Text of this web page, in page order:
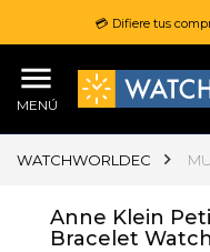
💳 Difiere tus
MENÚ
WATCHWORLDEC
Anne Klein
Bracelet Watch